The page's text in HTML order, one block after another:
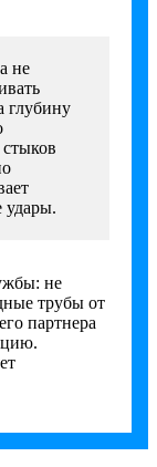
не
глубину
удары.
не
трубы от
партнера